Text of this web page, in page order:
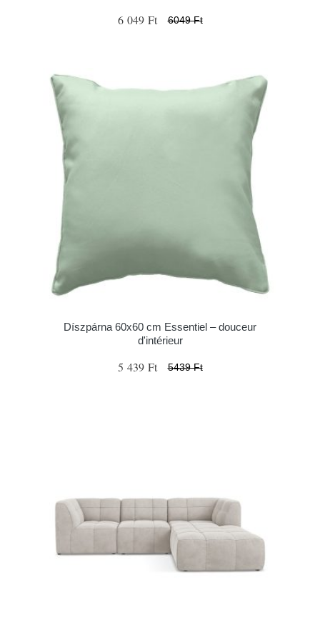
6 049 Ft 6049 Ft
Díszpárna 60x60 cm Essentiel – douceur
d'intérieur
5 439 Ft 5439 Ft